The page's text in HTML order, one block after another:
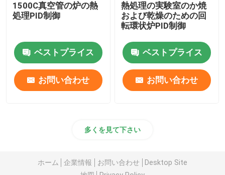
1500C真空管の炉の熱
処理PID制御
ベストプライス
お問い合わせ
熱処理の実験室のか焼
および乾燥のための回
転環状炉PID制御
ベストプライス
お問い合わせ
多くを見て下さい
ホーム 企業情報 お問い合わせ
Desktop Site